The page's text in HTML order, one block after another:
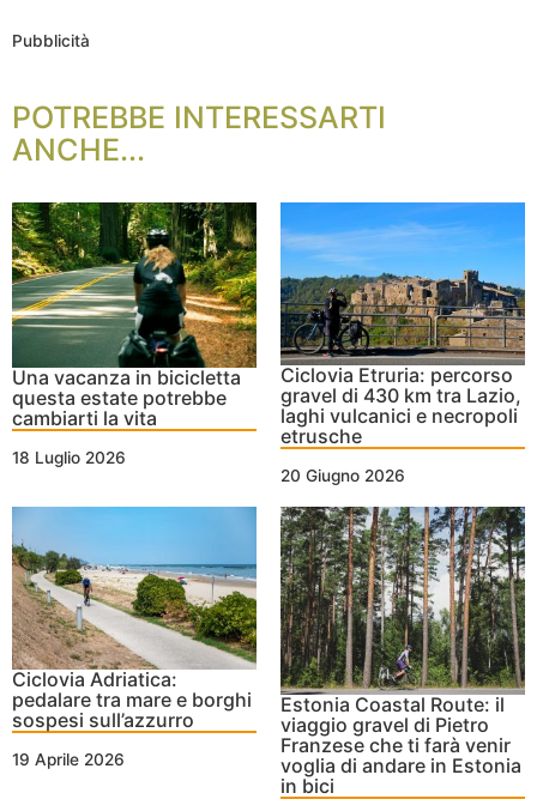
Pubblicità
POTREBBE INTERESSARTI
ANCHE...
Una vacanza in bicicletta
questa estate potrebbe
cambiarti la vita
18 Luglio 2026
Ciclovia Etruria: percorso
gravel di 430 km tra Lazio,
laghi vulcanici e necropoli
etrusche
20 Giugno 2026
Ciclovia Adriatica:
pedalare tra mare e borghi
sospesi sull’azzurro
19 Aprile 2026
Estonia Coastal Route: il
viaggio gravel di Pietro
Franzese che ti farà venir
voglia di andare in Estonia
in bici